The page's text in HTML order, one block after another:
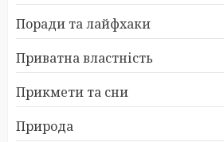
Поради та лайфхаки
Приватна властність
Прикмети та сни
Природа